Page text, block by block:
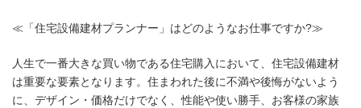
≪「住宅設備建材プランナー」はどのようなお仕事ですか?≫
人生で一番大きな買い物である住宅購入において、住宅設備建材
は重要な要素となります。住まわれた後に不満や後悔がないよう
に、デザイン・価格だけでなく、性能や使い勝手、お客様の家族